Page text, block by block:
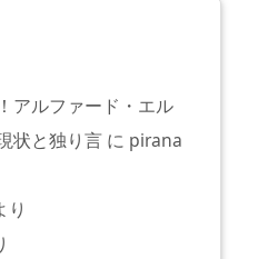
アルファード・エル
状と独り言 に pirana
り